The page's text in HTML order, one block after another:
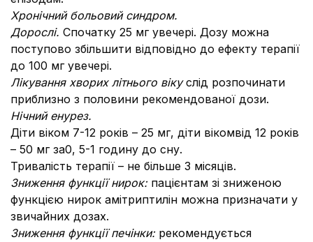
Хронічний больовий синдром.
Дорослі. Спочатку 25 мг увечері. Дозу можна
поступово збільшити відповідно до ефекту терапії
до 100 мг увечері.
Лікування хворих літнього вікуслід розпочинати
приблизно з половини рекомендованої дози.
Нічний енурез.
Діти віком 7-12 років – 25 мг, діти вікомвід 12 років
– 50 мг за0, 5-1 годину до сну.
Тривалість терапії – не більше 3 місяців.
Зниження функції нирок: пацієнтам зі зниженою
функцією нирок амітриптилін можна призначати у
звичайних дозах.
Зниження функції печінки: рекомендується